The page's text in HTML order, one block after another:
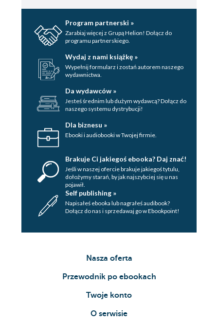
Program partnerski »
Zarabiaj więcej z Grupą Helion! Dołącz do
programu partnerskiego.
Wydaj z nami książkę »
Wypełnij formularz i zostań autorem naszego
wydawnictwa.
Da wydawców »
Jesteś średnim lub dużym wydawcą? Dołącz do
naszego systemu dystrybucji!
Dla biznesu »
Ebooki i audiobooki w Twojej firmie.
Brakuje Ci jakiegoś ebooka? Daj znać!
Jeśli w naszej ofercie brakuje jakiegoś tytulu,
dołożymy starań, by jak najszybciej się u nas
pojawił.
Self publishing »
Napisałeś ebooka lub nagrałeś audibook?
Dołącz do nas i sprzedawaj go w Ebookpoint!
Nasza oferta
Przewodnik po ebookach
Twoje konto
O serwisie